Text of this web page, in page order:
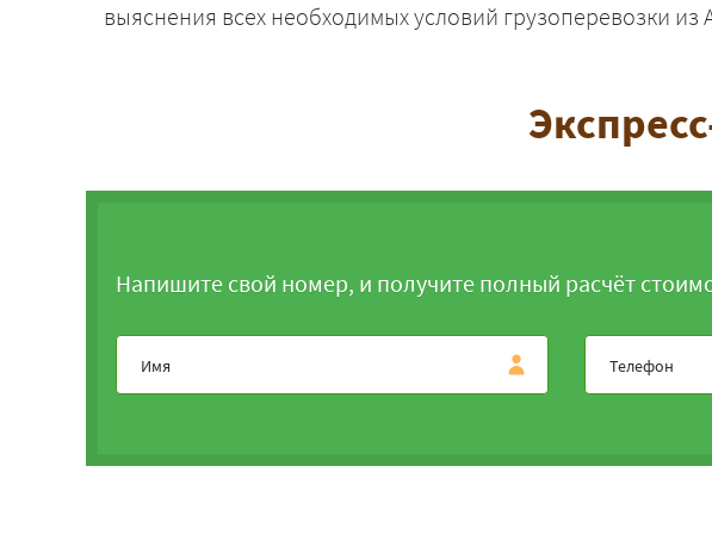
выяснения всех необходимых условий грузоперевозки
Напишите свой номер, и получите полный расчёт